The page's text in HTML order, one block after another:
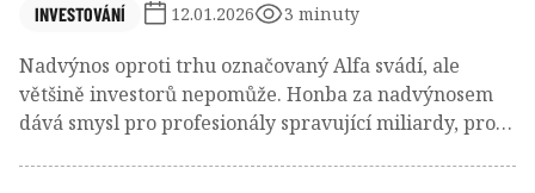
INVESTOVÁNÍ 12.01.2026 3 minuty
Nadvýnos oproti trhu označovaný Alfa svádí, ale
většině investorů nepomůže. Honba za nadvýnosem
dává smysl pro profesionály spravující miliardy, pro